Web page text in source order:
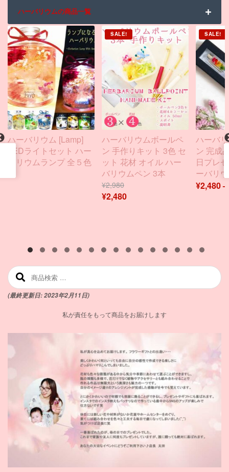
ハーバリウムの商品一覧
ハーバリウム [Lamp]
LEDライトセット ハー
バリウムランプ 全５色
SALE!
ハーバリウムボールペ
ン 手作りキット 3色 セ
ット 花材 オイル ハー
バリウムペン 3本
¥2,980
¥2,480
SALE!
ハーバ
ン 完成
日プレ
ーバリ
¥2,480–
検索対象:
(最終更新日: 2023年2月11日)
私が責任をもって商品をお届けします